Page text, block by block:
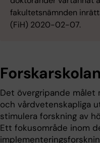
fakultetsnämnden
(FiH) 2020-02-07.
Det övergripande målet
och vårdvetenskapliga
stimulera forskning av
Ett fokusområde inom